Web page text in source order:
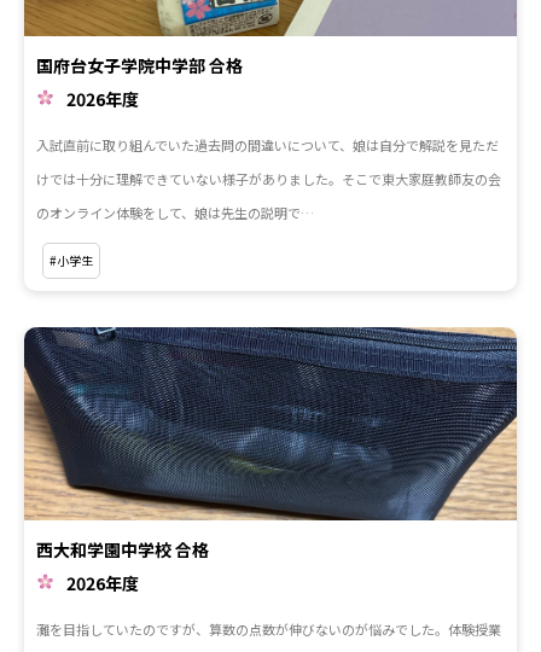
国府台女子学院中学部 合格
2026年度
入試直前に取り組んでいた過去問の間違いについて、娘は自分で解説を見ただ
けでは十分に理解できていない様子がありました。そこで東大家庭教師友の会
のオンライン体験をして、娘は先生の説明で…
#小学生
西大和学園中学校 合格
2026年度
灘を目指していたのですが、算数の点数が伸びないのが悩みでした。体験授業